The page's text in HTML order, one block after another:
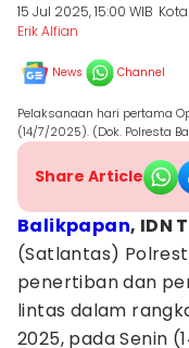
15 Jul 2025, 15:00 WIB
Erik Alfian
News Channel
Pelaksanaan hari pertama
(14/7/2025). (Dok. Polresta
Share Article
Balikpapan, IDN
(Satlantas)
penertiban dan
lintas dalam
2025, pada Senin